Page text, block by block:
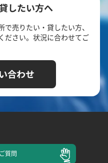
したい方へ
売りたい・貸したい方、
ださい。状況に合わせてご
合わせ
ご質問